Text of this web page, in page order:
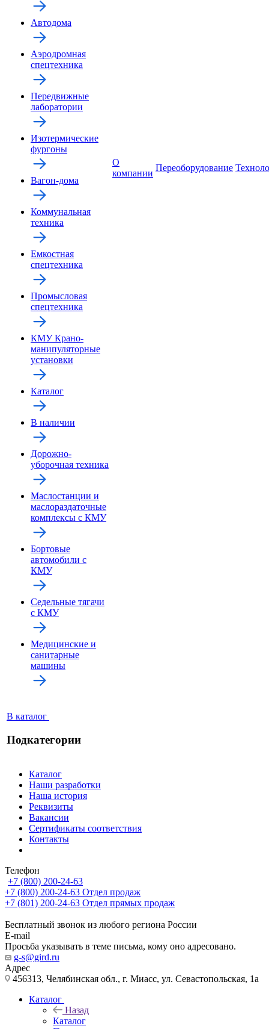
Автодома
Аэродромная
спецтехника
Передвижные
лаборатории
Изотермические
фургоны
Вагон-дома
Коммунальная
техника
Емкостная
спецтехника
Промысловая
спецтехника
КМУ Крано-
манипуляторные
установки
Каталог
В наличии
Дорожно-
уборочная техника
Маслостанции и
маслораздаточные
комплексы с КМУ
Бортовые
автомобили с
КМУ
Седельные тягачи
с КМУ
Медицинские и
санитарные
машины
В каталог
Подкатегории
О
компании
Переоборудование
Каталог
Наши разработки
Наша история
Реквизиты
Вакансии
Сертификаты соответствия
Контакты
Телефон
+7 (800) 200-24-63
+7 (800) 200-24-63 Отдел продаж
+7 (801) 200-24-63 Отдел прямых продаж
Бесплатный звонок из любого региона России
E-mail
Просьба указывать в теме письма, кому оно адресовано.
g-s@gird.ru
Адрес
456313, Челябинская обл., г. Миасс, ул. Севастопольская, 1а
Каталог
Назад
Каталог